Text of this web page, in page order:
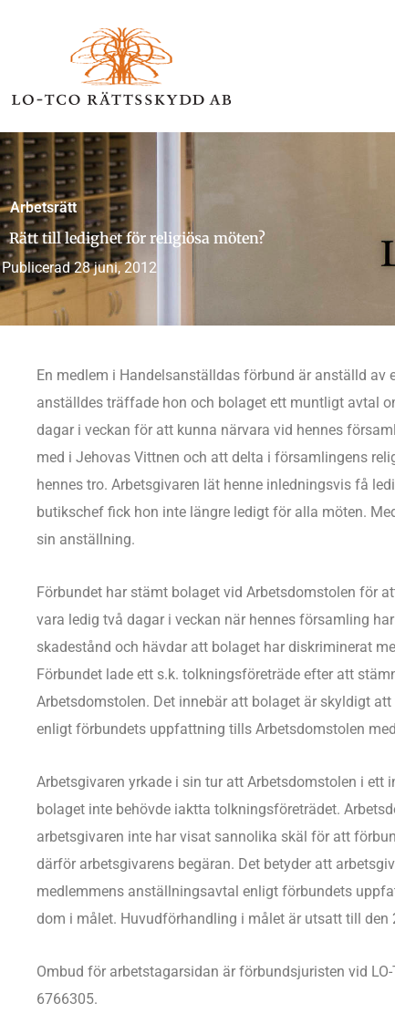
Arbetsrätt
Rätt till ledighet för religiösa möten?
Publicerad 28 juni, 2012
En medlem i Handelsanställdas förbund är anställd av
anställdes träffade hon och bolaget ett muntligt avtal
dagar i veckan för att kunna närvara vid hennes
med i Jehovas Vittnen och att delta i församlingens
hennes tro. Arbetsgivaren lät henne inledningsvis få
butikschef fick hon inte längre ledigt för alla möten.
sin anställning.
Förbundet har stämt bolaget vid Arbetsdomstolen för
vara ledig två dagar i veckan när hennes församling
skadestånd och hävdar att bolaget har diskriminerat
Förbundet lade ett s.k. tolkningsföreträde efter att
Arbetsdomstolen. Det innebär att bolaget är skyldigt
enligt förbundets uppfattning tills Arbetsdomstolen
Arbetsgivaren yrkade i sin tur att Arbetsdomstolen i
bolaget inte behövde iaktta tolkningsföreträdet.
arbetsgivaren inte har visat sannolika skäl för att
därför arbetsgivarens begäran. Det betyder att
medlemmens anställningsavtal enligt förbundets
dom i målet. Huvudförhandling i målet är utsatt till den
Ombud för arbetstagarsidan är förbundsjuristen vid
6766305.